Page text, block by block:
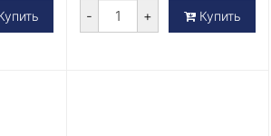
- + Купить